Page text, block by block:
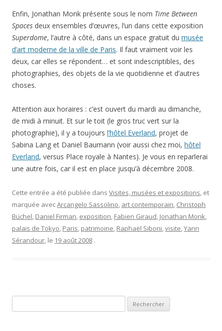
Enfin, Jonathan Monk présente sous le nom Time Between
Spaces deux ensembles d’œuvres, l’un dans cette exposition
Superdome, l’autre à côté, dans un espace gratuit du musée
d’art moderne de la ville de Paris. Il faut vraiment voir les
deux, car elles se répondent… et sont indescriptibles, des
photographies, des objets de la vie quotidienne et d’autres
choses.
Attention aux horaires : c’est ouvert du mardi au dimanche,
de midi à minuit. Et sur le toit (le gros truc vert sur la
photographie), il y a toujours l’hôtel Everland, projet de
Sabina Lang et Daniel Baumann (voir aussi chez moi, hôtel
Everland, versus Place royale à Nantes). Je vous en reparlerai
une autre fois, car il est en place jusqu’à décembre 2008.
Cette entrée a été publiée dans Visites, musées et expositions, et
marquée avecArcangelo Sassolino, art contemporain, Christoph
Büchel, Daniel Firman, exposition, Fabien Giraud, Jonathan Monk,
palais de Tokyo, Paris, patrimoine, Raphaël Siboni,visite,Yann
Sérandour, le 19 août 2008 .